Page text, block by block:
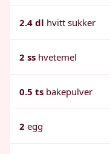
2.4 dl hvitt sukker
2 ss hvetemel
0.5 ts bakepulver
2 egg